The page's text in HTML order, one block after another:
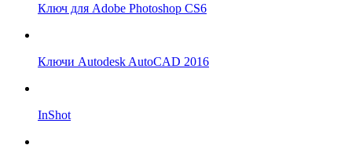
Ключ для Adobe Photoshop CS6
Ключи Autodesk AutoCAD 2016
InShot